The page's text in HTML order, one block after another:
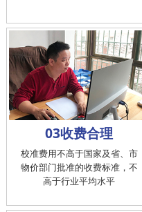
03收费合理
校准费用不高于国家及省、市
物价部门批准的收费标准，不
高于行业平均水平